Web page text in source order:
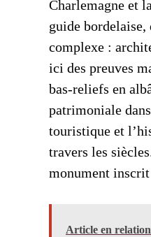
Charlemagne et
guide
complexe :
ici des preuves
bas-reliefs en
patrimoniale
touristique et
travers les
monument
Article en